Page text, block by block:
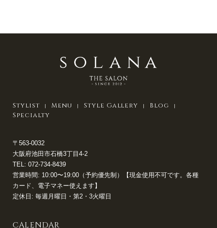
Stylist Menu Style Gallery
Blog
Specialty
〒563-0032
大阪府池田市石橋3丁目4-2
TEL: 072-734-8439
営業時間: 10:00〜19:00（予約優先制）【現金使用不可です。各種
カード、電子マネー使えます】
定休日: 毎週月曜日・第2・3火曜日
CALENDAR